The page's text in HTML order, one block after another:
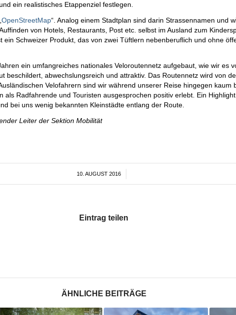
ein realistisches Etappenziel festlegen.
OpenStreetMap“. Analog einem Stadtplan sind darin Strassennamen und
von Hotels, Restaurants, Post etc. selbst im Ausland zum
ein Schweizer Produkt, das von zwei Tüftlern nebenberuflich und ohne
ein umfangreiches nationales Veloroutennetz aufgebaut, wie wir es
beschildert, abwechslungsreich und attraktiv. Das Routennetz wird von
Velofahrern sind wir während unserer Reise hingegen kaum
als Radfahrende und Touristen ausgesprochen positiv erlebt. Ein
bei uns wenig bekannten Kleinstädte entlang der Route.
Leiter der Sektion Mobilität
10. AUGUST 2016
/
Eintrag teilen
ÄHNLICHE BEITRÄGE